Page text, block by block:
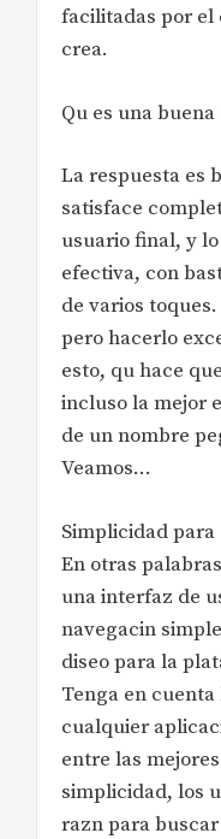
facilitadas por el
crea.
Qu es una
La respuesta es
satisface
usuario final, y
efectiva, con
de varios
pero hacerlo
esto, qu hace
incluso la mejor
de un nombre
Veamos…
Simplicidad
En otras
una interfaz de
navegacin
diseo para la
Tenga en
cualquier
entre las
simplicidad, los
razn para